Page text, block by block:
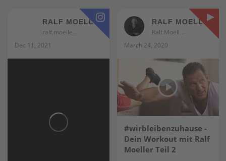
RALF MOELLER
ralf.moeller
Dec 11, 2021
RALF MOELLER
Ralf Moeller
March 24, 2020
#wirbleibenzuhause -
Dein Workout mit Ralf
Moeller Teil 2